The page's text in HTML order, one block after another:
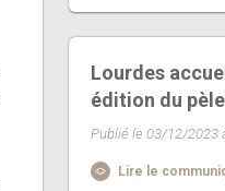
Lourdes
édition du
Publié le 03/12/2023
Lire le